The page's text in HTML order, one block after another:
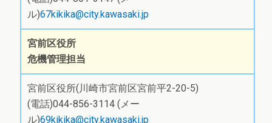
ル)67kikika@city.kawasaki.jp
宮前区役所
危機管理担当
宮前区役所(川崎市宮前区宮前平2-20-5)
(電話)044-856-3114 (メー
ル)69kikika@city.kawasaki.jp